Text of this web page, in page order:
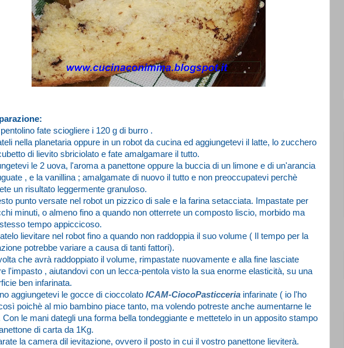
pentolino fate sciogliere i 120 g di burro .
nella planetaria oppure in un robot da cucina ed aggiungetevi il latte, lo zucchero
di lievito sbriciolato e fate amalgamare il tutto.
le 2 uova, l'aroma a panettone oppure la buccia di un limone e di un'arancia
, e la vanillina ; amalgamate di nuovo il tutto e non preoccupatevi perchè
un risultato leggermente granuloso.
punto versate nel robot un pizzico di sale e la farina setacciata. Impastate per
minuti, o almeno fino a quando non otterrete un composto liscio, morbido ma
tempo appiccicoso.
lievitare nel robot fino a quando non raddoppia il suo volume ( Il tempo per la
potrebbe variare a causa di tanti fattori).
che avrà raddoppiato il volume, rimpastate nuovamente e alla fine lasciate
l'impasto , aiutandovi con un lecca-pentola visto la sua enorme elasticità, su una
ben infarinata.
aggiungetevi le gocce di cioccolato ICAM-CiocoPasticceria infarinate ( io l'ho
poichè al mio bambino piace tanto, ma volendo potreste anche aumentarne le
Con le mani dategli una forma bella tondeggiante e mettetelo in un apposito stampo
di carta da 1Kg.
la camera dil ievitazione, ovvero il posto in cui il vostro panettone lieviterà.